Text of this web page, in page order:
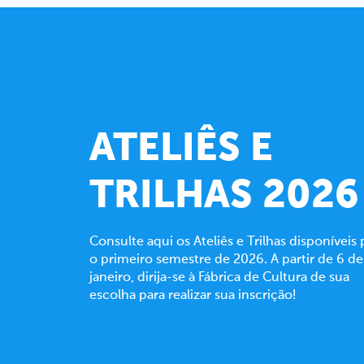
ATELIÊS E
TRILHAS 2026
Consulte aqui os Ateliês e Trilhas disponíveis
o primeiro semestre de 2026. A partir de 6 de
janeiro, dirija-se à Fábrica de Cultura de sua
escolha para realizar sua inscrição!